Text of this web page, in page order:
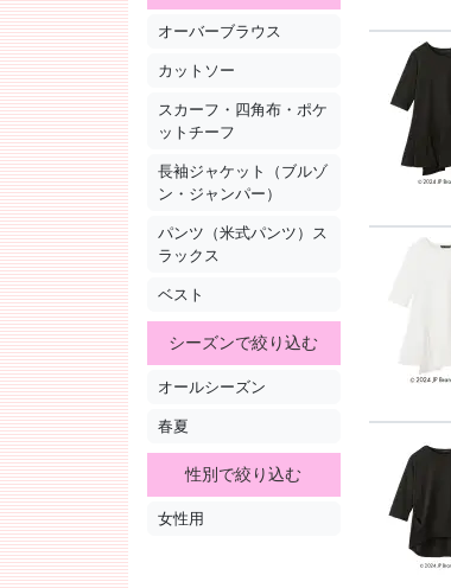
オーバーブラウス
カットソー
スカーフ・四角布・ポケ
ットチーフ
長袖ジャケット（ブルゾ
ン・ジャンパー）
パンツ（米式パンツ）ス
ラックス
ベスト
シーズンで絞り込む
オールシーズン
春夏
性別で絞り込む
女性用